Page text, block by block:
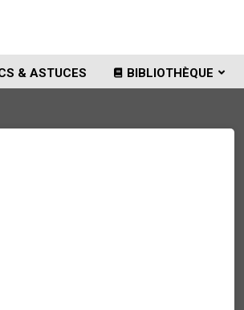
& ASTUCES BIBLIOTHÈQUE